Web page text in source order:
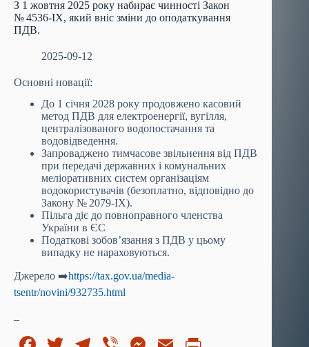
З 1 жовтня 2025 року набирає чинності Закон
№ 4536-IX, який вніс зміни до оподаткування
ПДВ.
2025-09-12
Основні новації:
До 1 січня 2028 року продовжено касовий
метод ПДВ для електроенергії, вугілля,
централізованого водопостачання та
водовідведення.
Запроваджено тимчасове звільнення від ПДВ
при передачі державних і комунальних
меліоративних систем організаціям
водокористувачів (безоплатно, відповідно до
Закону № 2079-ІХ).
Пільга діє до повноправного членства
України в ЄC
Податкові зобов’язання з ПДВ у цьому
випадку не нараховуються.
Джерело ➡️https://tax.gov.ua/media-
tsentr/novini/932735.html